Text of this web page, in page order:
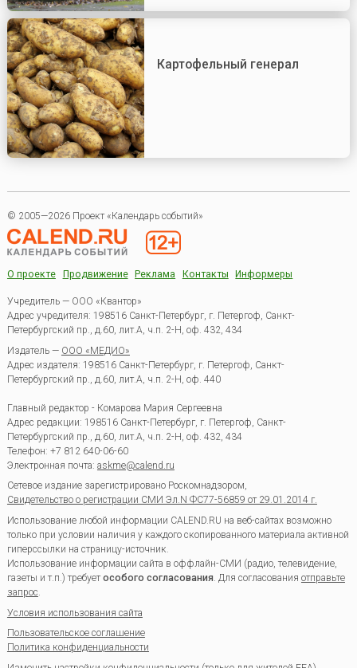
Картофельный генерал
© 2005—2026 Проект «Календарь событий»
О проекте Продвижение Реклама Контакты Информеры
Учредитель — ООО «Квантор»
Адрес учредителя: 198516 Санкт-Петербург, г. Петергоф, Санкт-
Петербургский пр., д.60, лит.А, ч.п. 2-Н, оф. 432, 434
Издатель — ООО «МЕДИО»
Адрес издателя: 198516 Санкт-Петербург, г. Петергоф, Санкт-
Петербургский пр., д.60, лит.А, ч.п. 2-Н, оф. 440
Главный редактор - Комарова Мария Сергеевна
Адрес редакции: 198516 Санкт-Петербург, г. Петергоф, Санкт-
Петербургский пр., д.60, лит.А, ч.п. 2-Н, оф. 432, 434
Телефон: +7 812 640-06-60
Электронная почта: askme@calend.ru
Сетевое издание зарегистрировано Роскомнадзором,
Свидетельство о регистрации СМИ Эл.N ФС77-56859 от 29.01.2014 г.
Использование любой информации CALEND.RU на веб-сайтах возможно
только при условии наличия у каждого скопированного материала активной
гиперссылки на страницу-источник.
Использование информации сайта в оффлайн-СМИ (радио, телевидение,
газеты и т.п.) требуетособого согласования. Для согласования отправьте
запрос.
Условия использования сайта
Пользовательское соглашение
Политика конфиденциальности